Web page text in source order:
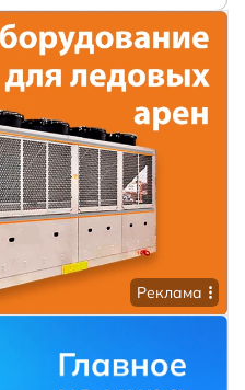
Реклама